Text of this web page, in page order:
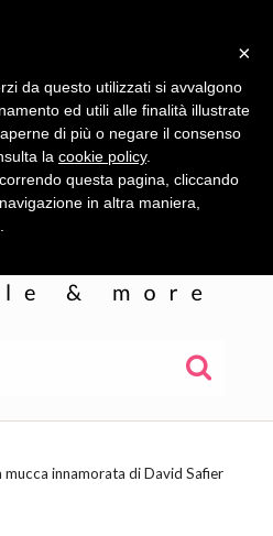
mucca innamorata di David Safier
×
da questo utilizzati si avvalgono
ed utili alle finalità illustrate
di più o negare il consenso
la cookie policy.
questa pagina, cliccando
in altra maniera,